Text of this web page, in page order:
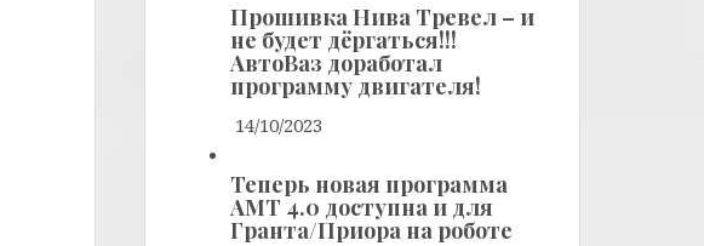
Прошивка Нива Тревел – и
не будет дёргаться!!!
АвтоВаз доработал
программу двигателя!
14/10/2023
Теперь новая программа
АМТ 4.0 доступна и для
Гранта/Приора на роботе